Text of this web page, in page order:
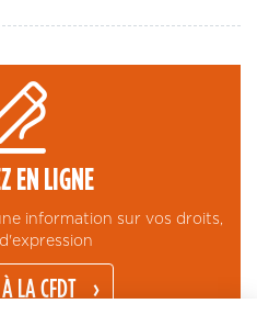
EN LIGNE
information sur vos droits,
LA CFDT